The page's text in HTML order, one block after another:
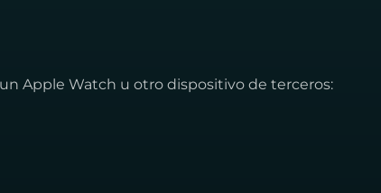
Apple Watch u otro dispositivo de terceros: